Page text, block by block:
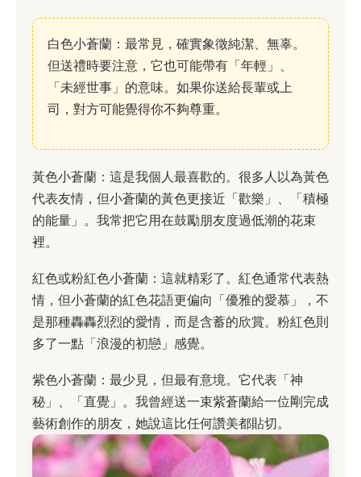
白色小蒼蘭：最常見，確實象徵純潔、無辜。
但送禮時要注意，它也可能帶有「年輕」、
「未經世事」的意味。如果你送給長輩或上
司，對方可能覺得你不夠尊重。
黃色小蒼蘭：這是我個人最喜歡的。很多人以為黃色
代表友情，但小蒼蘭的黃色更接近「歡樂」、「積極
的能量」。我常把它用在鼓勵朋友度過低潮的花束
裡。
紅色或粉紅色小蒼蘭：這就精彩了。紅色通常代表熱
情，但小蒼蘭的紅色花語更偏向「優雅的愛慕」，不
是那種轟轟烈烈的愛情，而是含蓄的欣賞。粉紅色則
多了一點「浪漫的初戀」感覺。
紫色小蒼蘭：最少見，但最有意境。它代表「神
秘」、「直覺」。我曾經送一束紫蒼蘭給一位剛完成
藝術創作的朋友，她說這比任何讚美都貼切。